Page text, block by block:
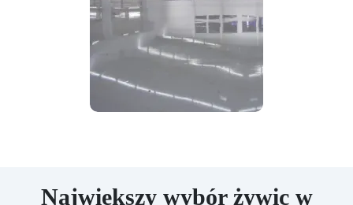
Największy wybór żywic w